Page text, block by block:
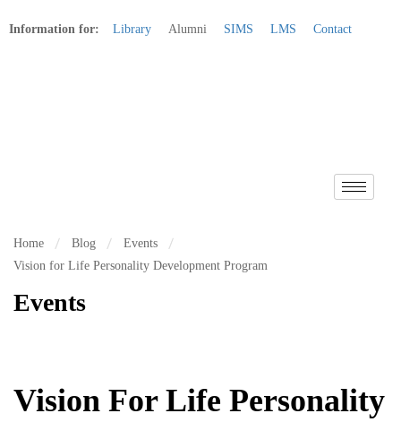
Information for: Library Alumni SIMS LMS Contact
Home Blog
Events
Vision for Life Personality Development Program
Events
Vision For Life Personality